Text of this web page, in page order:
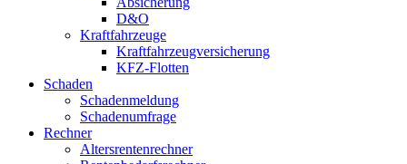
D&O
Kraftfahrzeuge
Kraftfahrzeugversicherung
KFZ-Flotten
Schaden
Schadenmeldung
Schadenumfrage
Rechner
Altersrentenrechner